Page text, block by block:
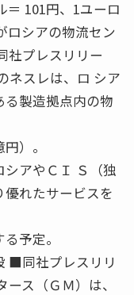
101円、1ユーロ
ロシアの物流セン
社プレスリリー
スレは、ロ シア
製造拠点内の物
）。
アやＣＩ Ｓ（独
れたサービスを
予定。
■同社プレスリリ
ス（ＧＭ）は、